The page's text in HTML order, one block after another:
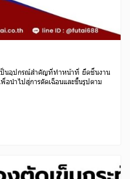
ป็นอุปกรณ์สำคัญที่ทำหน้าที่ ยึดชิ้นงาน
อนำไปสู่การตัดเฉือนและขึ้นรูปตาม